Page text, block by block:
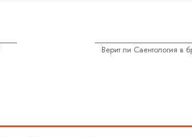
Верит ли Саентология в